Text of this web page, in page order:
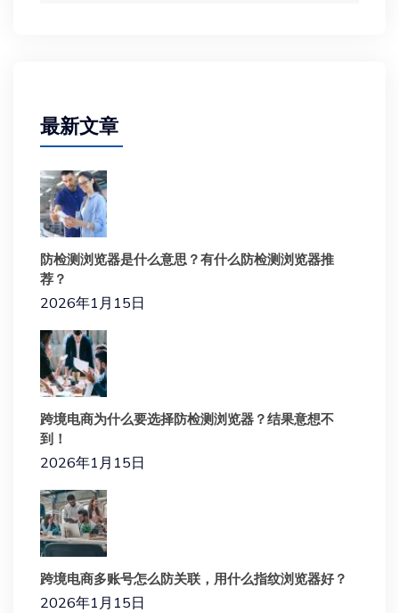
最新文章
防检测浏览器是什么意思？有什么防检测浏览器推
荐？
2026年1月15日
跨境电商为什么要选择防检测浏览器？结果意想不
到！
2026年1月15日
跨境电商多账号怎么防关联，用什么指纹浏览器好？
2026年1月15日